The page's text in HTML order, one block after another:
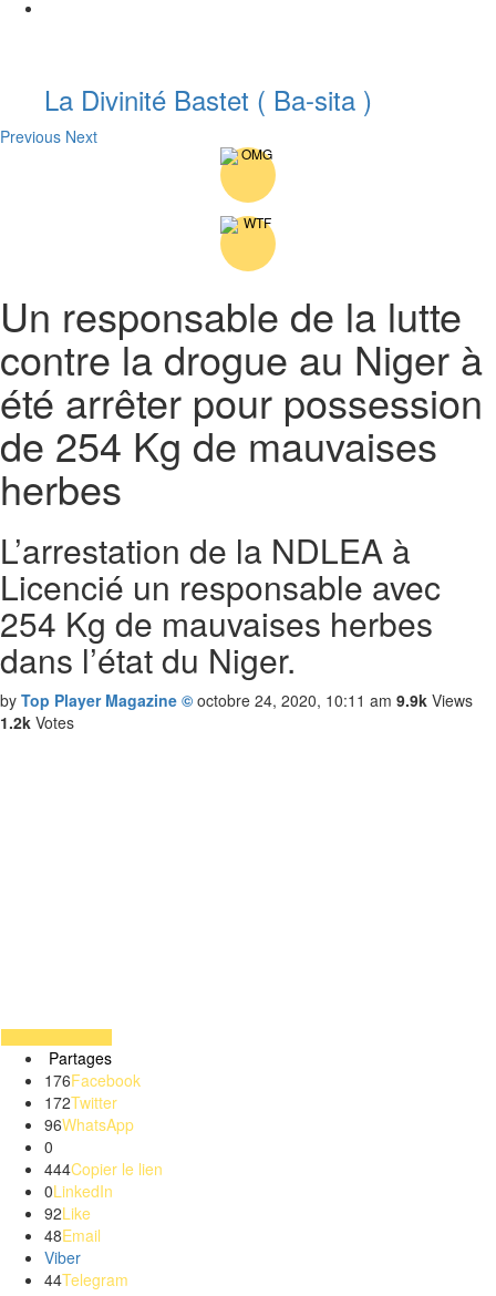
La Divinité Bastet ( Ba-sita )
Previous Next
Un responsable de la lutte
contre la drogue au Niger à
été arrêter pour possession
de 254 Kg de mauvaises
herbes
L’arrestation de la NDLEA à
Licencié un responsable avec
254 Kg de mauvaises herbes
dans l’état du Niger.
by Top Player Magazine © octobre 24, 2020, 10:11 am 9.9k Views
1.2k Votes
Partages
176Facebook
172Twitter
96WhatsApp
0
444Copier le lien
0LinkedIn
92Like
48Email
Viber
44Telegram